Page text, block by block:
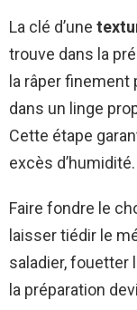
La clé d’une
trouve dans la
la râper
dans un linge
Cette étape
excès d’humidité.
Faire fondre le
laisser tiédir le
saladier, fouetter
la préparation